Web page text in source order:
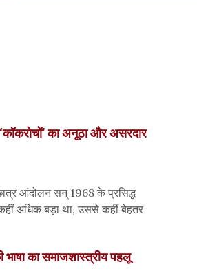
‘कॉकरोचों’ का अनूठा और असरदार
आंदोलन सन् 1968 के प्रसिद्ध
अधिक बड़ा था, उससे कहीं बेहतर
का समाजशास्त्रीय पहलू